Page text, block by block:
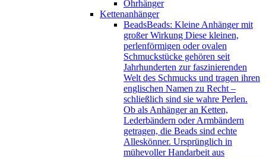
Ohrhänger
Kettenanhänger
BeadsBeads: Kleine Anhänger mit
großer Wirkung Diese kleinen,
perlenförmigen oder ovalen
Schmuckstücke gehören seit
Jahrhunderten zur faszinierenden
Welt des Schmucks und tragen ihren
englischen Namen zu Recht –
schließlich sind sie wahre Perlen.
Ob als Anhänger an Ketten,
Lederbändern oder Armbändern
getragen, die Beads sind echte
Alleskönner. Ursprünglich in
mühevoller Handarbeit aus